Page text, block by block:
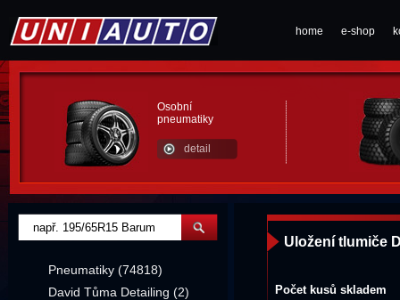
home e-shop
Osobní
pneumatiky
detail
Uložení tlumiče
Počet kusů skladem
Pneumatiky (74818)
David Tůma Detailing (2)